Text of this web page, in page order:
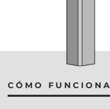
CÓMO FUNCIONA